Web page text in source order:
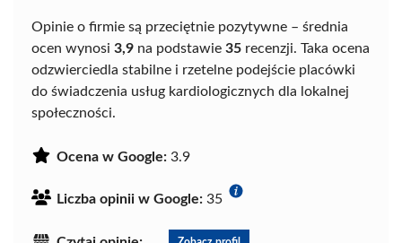
Opinie o firmie są przeciętnie pozytywne – średnia
ocen wynosi 3,9 na podstawie 35 recenzji. Taka ocena
odzwierciedla stabilne i rzetelne podejście placówki
do świadczenia usług kardiologicznych dla lokalnej
społeczności.
Ocena w Google: 3.9
Liczba opinii w Google: 35